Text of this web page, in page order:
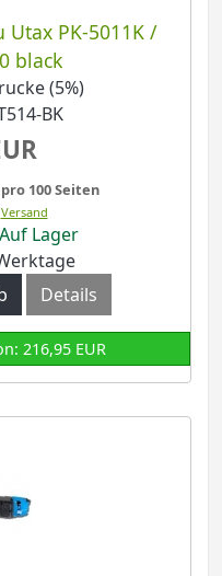
PK-5011K /
black
(5%)
BK
100 Seiten
Versand
Auf Lager
Details
216,95 EUR